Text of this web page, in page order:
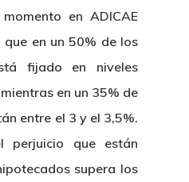
en ADICAE
en un 50% de los
fijado en niveles
en un 35% de
entre el 3 y el 3,5%.
perjuicio que están
supera los